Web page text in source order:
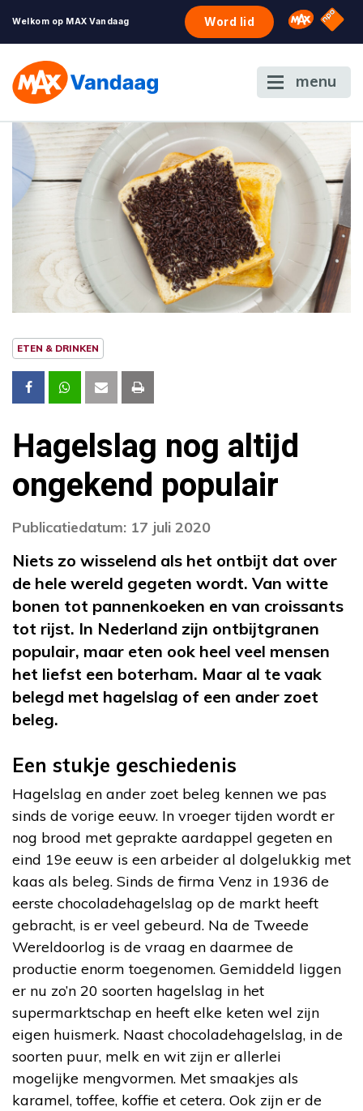
Welkom op MAX Vandaag Word lid Omroep
NPO
menu
ETEN & DRINKEN
Hagelslag nog altijd
ongekend populair
Publicatiedatum: 17 juli 2020
Niets zo wisselend als het ontbijt dat over
de hele wereld gegeten wordt. Van witte
bonen tot pannenkoeken en van croissants
tot rijst. In Nederland zijn ontbijtgranen
populair, maar eten ook heel veel mensen
het liefst een boterham. Maar al te vaak
belegd met hagelslag of een ander zoet
beleg.
Een stukje geschiedenis
Hagelslag en ander zoet beleg kennen we pas
sinds de vorige eeuw. In vroeger tijden wordt er
nog brood met geprakte aardappel gegeten en
eind 19e eeuw is een arbeider al dolgelukkig met
kaas als beleg. Sinds de firma Venz in 1936 de
eerste chocoladehagelslag op de markt heeft
gebracht, is er veel gebeurd. Na de Tweede
Wereldoorlog is de vraag en daarmee de
productie enorm toegenomen. Gemiddeld liggen
er nu zo’n 20 soorten hagelslag in het
supermarktschap en heeft elke keten wel zijn
eigen huismerk. Naast chocoladehagelslag, in de
soorten puur, melk en wit zijn er allerlei
mogelijke mengvormen. Met smaakjes als
karamel, toffee, koffie et cetera. Ook zijn er de